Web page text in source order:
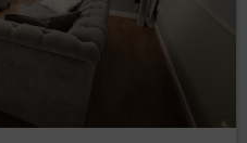
Gościowi/Użytkownikowi
tych firm, aby poznać
plików cookies wykorzystywane
ochrony prywatności Google